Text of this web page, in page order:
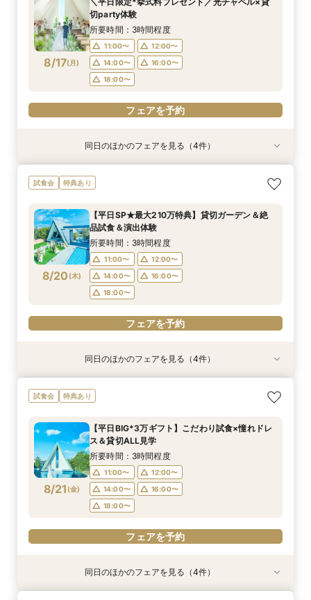
8/16(日)
9:00〜
18:00〜
フェアを予約
8/16(日)
9:00〜
18:00〜
フェアを予約
8/16(日)
10:00〜
18:30〜
フェアを予約
8/16(日)
9:00〜
18:00〜
フェアを予約
8/16(日)
10:00〜
フェアを予約
8/17(月)
切party体験
所要時間：3時間程度
11:00〜
12:00〜
14:00〜
16:00〜
18:00〜
フェアを予約
特典あり
8/17(月)
＼1軒目限定★3万ギフト付／ドレス＆挙式料プレ
ゼント×和牛試食
11:00〜
12:00〜
14:00〜
16:00〜
18:00〜
フェアを予約
特典あり
8/17(月)
【6名～30名の少人数婚】挙式＆会食Newプラ
ン誕生！無料試食付
11:00〜
12:00〜
14:00〜
16:00〜
18:00〜
フェアを予約
8/17(月)
【60分で完結】即決営業ナシで安心！気軽によ
りみちツアー
12:00〜
13:00〜
15:00〜
16:00〜
17:00〜
フェアを予約
8/17(月)
【タイパ重視！60分で完結◎】オンラインで会
場案内＆相談会
12:00〜
13:00〜
15:00〜
16:00〜
17:00〜
フェアを予約
同日のほかのフェアを見る（4件）
試食会 特典あり
8/20 (木)
【平日SP★最大210万特典】貸切ガーデン＆絶
品試食＆演出体験
所要時間：3時間程度
11:00〜
12:00〜
14:00〜
16:00〜
18:00〜
フェアを予約
特典あり
8/20(木)
＼1軒目限定★3万ギフト付／ドレス＆挙式料プレ
ゼント×和牛試食
11:00〜
12:00〜
14:00〜
16:00〜
18:00〜
フェアを予約
特典あり
8/20(木)
【6名～30名の少人数婚】挙式＆会食Newプラ
ン誕生！無料試食付
11:00〜
12:00〜
14:00〜
16:00〜
18:00〜
フェアを予約
8/20(木)
【60分で完結】即決営業ナシで安心！気軽によ
りみちツアー
12:00〜
13:00〜
15:00〜
16:00〜
17:00〜
フェアを予約
8/20(木)
【タイパ重視！60分で完結◎】オンラインで会
場案内＆相談会
12:00〜
13:00〜
15:00〜
16:00〜
17:00〜
フェアを予約
同日のほかのフェアを見る（4件）
試食会 特典あり
8/21 (金)
【平日BIG*3万ギフト】こだわり試食×憧れドレ
ス＆貸切ALL見学
所要時間：3時間程度
11:00〜
12:00〜
14:00〜
16:00〜
18:00〜
フェアを予約
特典あり
特典あり同日のほかのフェアを見る（4件）